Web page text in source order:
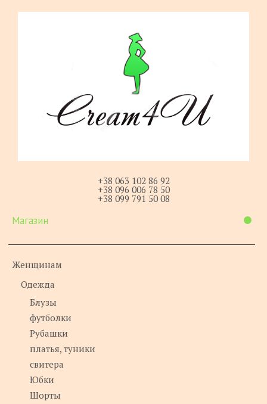
+38 063 102 86 92
+38 096 006 78 50
+38 099 791 50 08
Магазин
Женщинам
Одежда
Блузы
футболки
Рубашки
платья, туники
свитера
Юбки
Шорты